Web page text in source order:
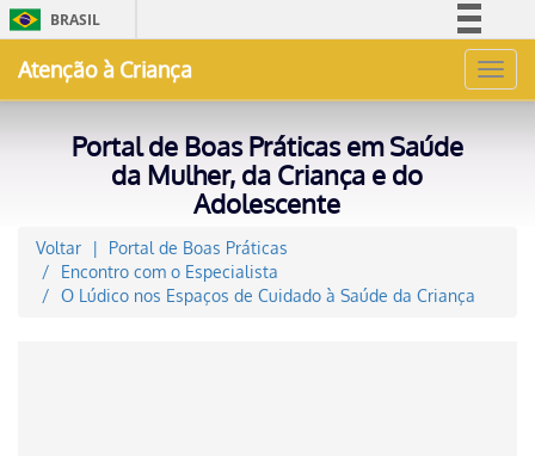
BRASIL
Acesso à informação
Atenção à Criança
Portal de Boas Práticas em Saúde
da Mulher, da Criança e do
Adolescente
Voltar
Portal de Boas Práticas
Encontro com o Especialista
O Lúdico nos Espaços de Cuidado à Saúde da Criança